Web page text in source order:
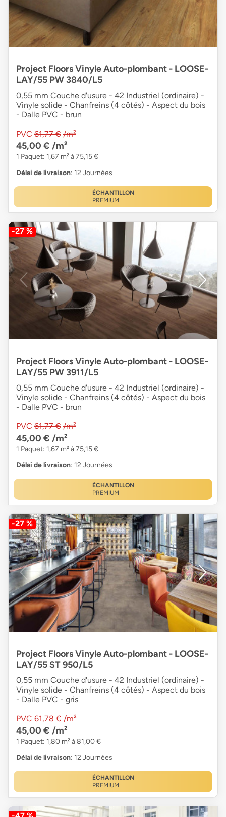
Project Floors Vinyle Auto-plombant - LOOSE-
LAY/55 PW 3840/L5
0,55 mm Couche d'usure - 42 Industriel (ordinaire) -
Vinyle solide - Chanfreins (4 côtés) - Aspect du bois
- Dalle PVC - brun
PVC 61,77 € /m²
45,00 € /m²
1 Paquet: 1,67 m² à 75,15 €
Délai de livraison: 12 Journées
ÉCHANTILLON
PREMIUM
-27 %
Project Floors Vinyle Auto-plombant - LOOSE-
LAY/55 PW 3911/L5
0,55 mm Couche d'usure - 42 Industriel (ordinaire) -
Vinyle solide - Chanfreins (4 côtés) - Aspect du bois
- Dalle PVC - brun
PVC 61,77 € /m²
45,00 € /m²
1 Paquet: 1,67 m² à 75,15 €
Délai de livraison: 12 Journées
ÉCHANTILLON
PREMIUM
-27 %
Project Floors Vinyle Auto-plombant - LOOSE-
LAY/55 ST 950/L5
0,55 mm Couche d'usure - 42 Industriel (ordinaire) -
Vinyle solide - Chanfreins (4 côtés) - Aspect du bois
- Dalle PVC - gris
PVC 61,78 € /m²
45,00 € /m²
1 Paquet: 1,80 m² à 81,00 €
Délai de livraison: 12 Journées
ÉCHANTILLON
PREMIUM